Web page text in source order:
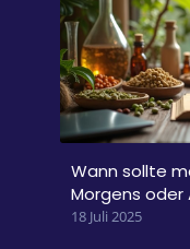
Wann sollte
Morgens oder
18 Juli 2025